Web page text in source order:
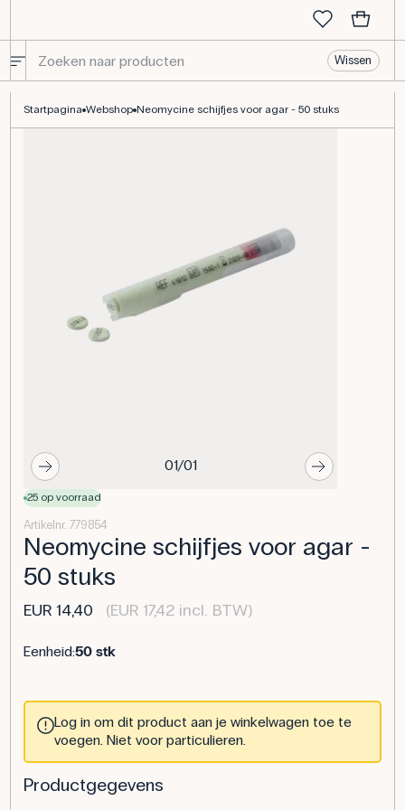
Wissen
Startpagina Webshop Neomycine schijfjes voor agar - 50 stuks
01/01
25 op voorraad
Artikelnr. 779854
Neomycine schijfjes voor agar -
50 stuks
EUR 14,40 (EUR 17,42 incl. BTW)
Eenheid:50 stk
Log in om dit product aan je winkelwagen toe te
voegen. Niet voor particulieren.
Productgegevens